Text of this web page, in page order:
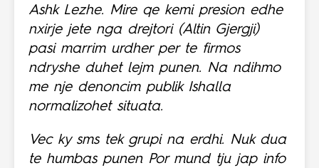
Ashk Lezhe. Mire qe kemi presion edhe
nxirje jete nga drejtori (Altin Gjergji)
pasi marrim urdher per te firmos
ndryshe duhet lejm punen. Na ndihmo
me nje denoncim publik Ishalla
normalizohet situata.
Vec ky sms tek grupi na erdhi. Nuk dua
te humbas punen Por mund tju jap info